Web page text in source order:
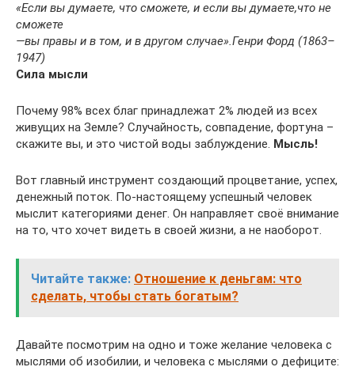
«Если вы думаете, что сможете, и если вы думаете,что не
сможете
—вы правы и в том, и в другом случае».Генри Форд (1863–
1947)
Сила мысли
Почему 98% всех благ принадлежат 2% людей из всех
живущих на Земле? Случайность, совпадение, фортуна –
скажите вы, и это чистой воды заблуждение. Мысль!
Вот главный инструмент создающий процветание, успех,
денежный поток. По-настоящему успешный человек
мыслит категориями денег. Он направляет своё внимание
на то, что хочет видеть в своей жизни, а не наоборот.
Читайте также: Отношение к деньгам: что
сделать, чтобы стать богатым?
Давайте посмотрим на одно и тоже желание человека с
мыслями об изобилии, и человека с мыслями о дефиците: